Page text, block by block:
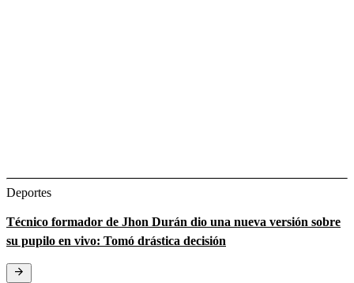
Deportes
Técnico formador de Jhon Durán dio una nueva versión sobre
su pupilo en vivo: Tomó drástica decisión